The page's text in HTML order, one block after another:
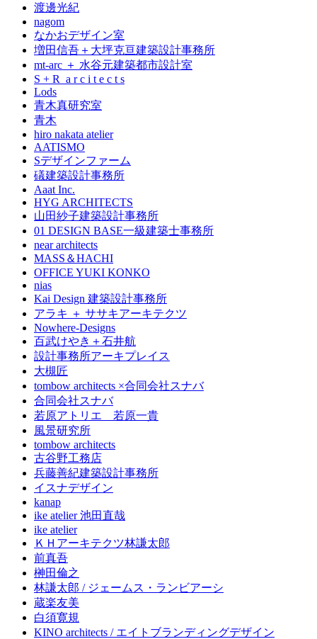
渡邊光紀
nagom
なかおデザイン室
増田信吾＋大坪克亘建築設計事務所
mt-arc ＋ 水谷元建築都市設計室
S + R a r c i t e c t s
Lods
青木真研究室
青木
hiro nakata atelier
AATISMO
Sデザインファーム
礒建築設計事務所
Aaat Inc.
HYG ARCHITECTS
山田紗子建築設計事務所
01 DESIGN BASE一級建築士事務所
near architects
MASS＆HACHI
OFFICE YUKI KONKO
nias
Kai Design 建築設計事務所
アラキ ＋ ササキアーキテクツ
Nowhere-Designs
百武けやき＋石井航
設計事務所アーキプレイス
大槻匠
tombow architects ×合同会社スナバ
合同会社スナバ
若原アトリエ 若原一貴
風景研究所
tombow architects
古谷野工務店
兵藤善紀建築設計事務所
イスナデザイン
kanap
ike atelier 池田直哉
ike atelier
ＫＨアーキテクツ林謙太郎
前真吾
榊田倫之
林謙太郎 / ジェームス・ランビアーシ
蔵楽友美
白須寛規
KINO architects / エイトブランディングデザイン